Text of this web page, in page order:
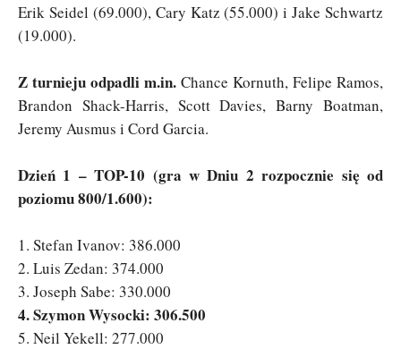
Erik Seidel (69.000), Cary Katz (55.000) i Jake Schwartz
(19.000).
Z turnieju odpadli m.in. Chance Kornuth, Felipe Ramos,
Brandon Shack-Harris, Scott Davies, Barny Boatman,
Jeremy Ausmus i Cord Garcia.
Dzień 1 – TOP-10 (gra w Dniu 2 rozpocznie się od
poziomu 800/1.600):
1. Stefan Ivanov: 386.000
2. Luis Zedan: 374.000
3. Joseph Sabe: 330.000
4. Szymon Wysocki: 306.500
5. Neil Yekell: 277.000